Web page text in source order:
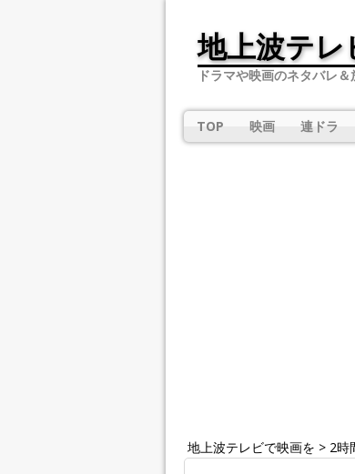
地上波テ
ドラマや映画のネタバレ
TOP 映画 連ドラ
地上波テレビで映画を > 2時